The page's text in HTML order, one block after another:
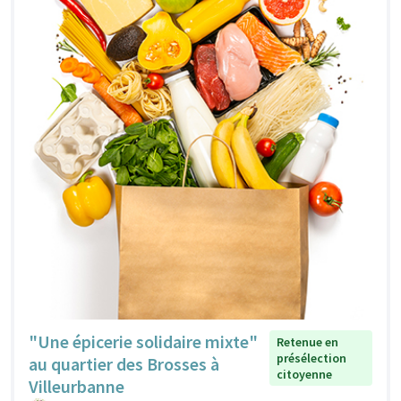
"Une épicerie solidaire mixte"
au quartier des Brosses à
Villeurbanne
Retenue en
présélection
citoyenne